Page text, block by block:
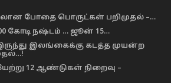
போதை பொருட்கள் பறிமுதல் –…
கோடி நஷ்டம் … ஜூன் 15…
இருந்து இலங்கைக்கு கடத்த முயன்ற
12 ஆண்டுகள் நிறைவு –